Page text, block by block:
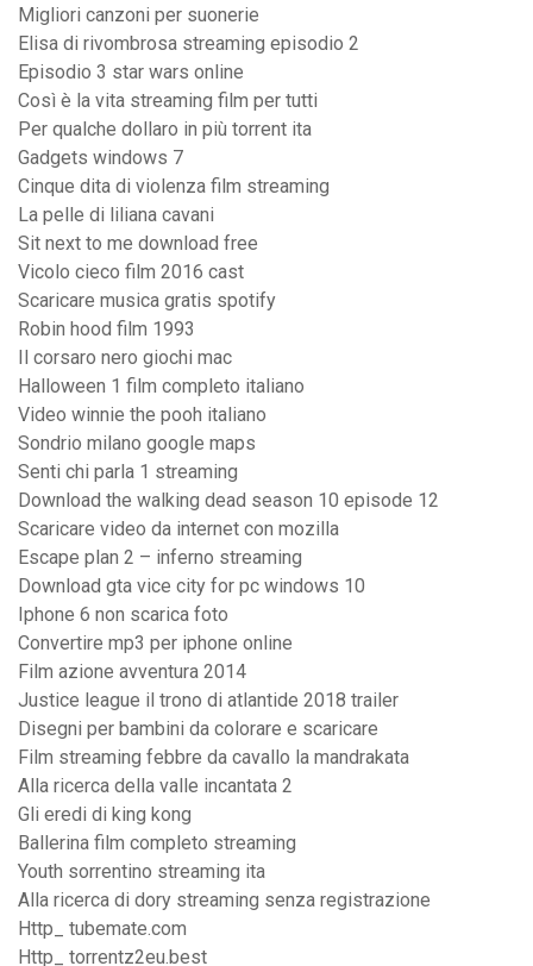
Migliori canzoni per suonerie
Elisa di rivombrosa streaming episodio 2
Episodio 3 star wars online
Così è la vita streaming film per tutti
Per qualche dollaro in più torrent ita
Gadgets windows 7
Cinque dita di violenza film streaming
La pelle di liliana cavani
Sit next to me download free
Vicolo cieco film 2016 cast
Scaricare musica gratis spotify
Robin hood film 1993
Il corsaro nero giochi mac
Halloween 1 film completo italiano
Video winnie the pooh italiano
Sondrio milano google maps
Senti chi parla 1 streaming
Download the walking dead season 10 episode 12
Scaricare video da internet con mozilla
Escape plan 2 – inferno streaming
Download gta vice city for pc windows 10
Iphone 6 non scarica foto
Convertire mp3 per iphone online
Film azione avventura 2014
Justice league il trono di atlantide 2018 trailer
Disegni per bambini da colorare e scaricare
Film streaming febbre da cavallo la mandrakata
Alla ricerca della valle incantata 2
Gli eredi di king kong
Ballerina film completo streaming
Youth sorrentino streaming ita
Alla ricerca di dory streaming senza registrazione
Http_ tubemate.com
Http_ torrentz2eu.best